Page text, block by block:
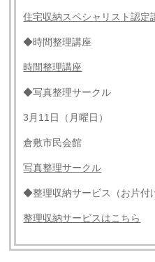
住宅収納スペシャリスト認定
◆時間整理講座
時間整理講座
◆写真整理サークル
3月11日（月曜日）
倉敷市民会館
写真整理サークル
◆整理収納サービス（お片付
整理収納サービスはこちら